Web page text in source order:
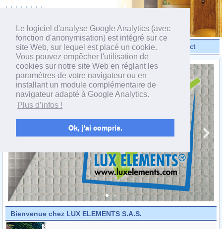
Le logiciel d'analyse Google Analytics (avec
fonction d'anonymisation) est intégré sur ce
site Web, sur lequel est placé un cookie.
Vous pouvez empêcher l'utilisation de
cookies sur notre site Web en réglant les
paramètres de votre navigateur ou en
installant un module complémentaire de
navigateur adapté à Google Analytics.
Plus d’infos !
Ok, j'ai compris.
Vidéos Produits Contact
Bienvenue chez LUX ELEMENTS S.A.S.
powered by webEdition CMS